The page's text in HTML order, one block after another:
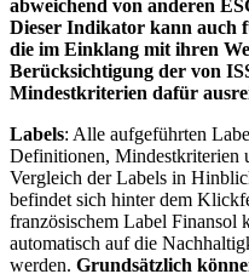
abweichend von anderen
Dieser Indikator kann auch
die im Einklang mit ihren
Berücksichtigung der von
Mindestkriterien dafür
Labels: Alle aufgeführten
Definitionen, Mindestkriterien
Vergleich der Labels in
befindet sich hinter dem
französischem Label Finansol
automatisch auf die
werden. Grundsätzlich